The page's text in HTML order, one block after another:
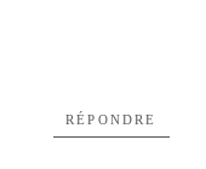
RÉPONDRE